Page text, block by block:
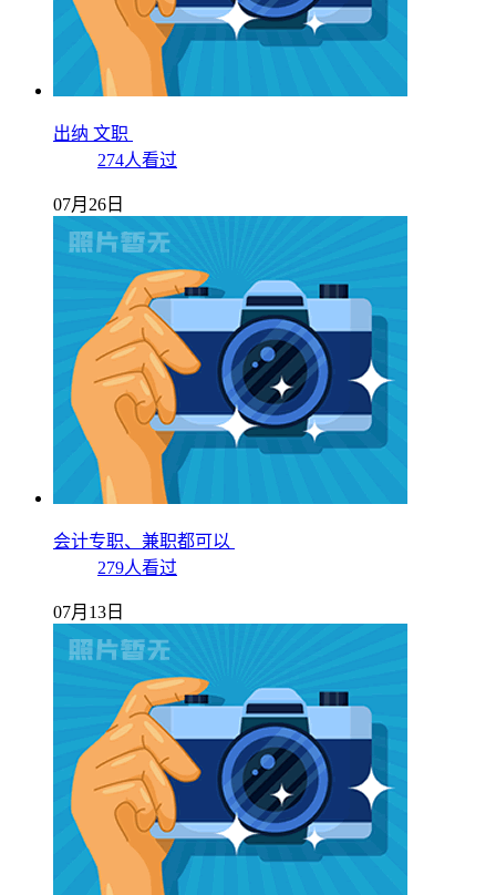
出纳 文职
274人看过
07月26日
会计专职、兼职都可以
279人看过
07月13日